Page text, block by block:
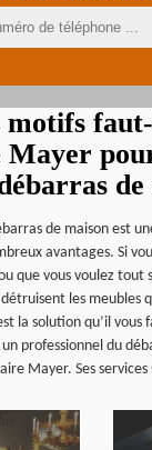
de maison est
avantages. Si
que vous voulez tout
les meubles
la solution qu’il vous
professionnel du
Mayer. Ses